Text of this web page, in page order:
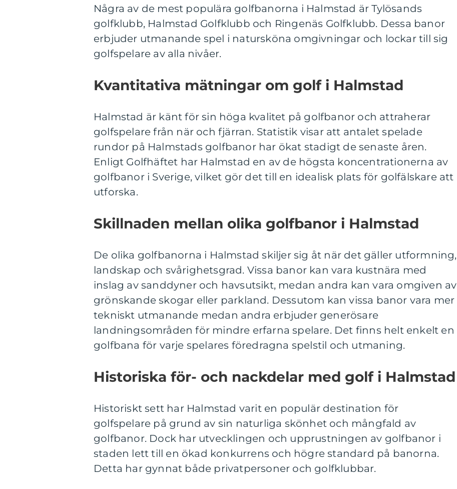
Några av de mest populära golfbanorna i Halmstad är Tylösands
golfklubb, Halmstad Golfklubb och Ringenäs Golfklubb. Dessa banor
erbjuder utmanande spel i natursköna omgivningar och lockar till sig
golfspelare av alla nivåer.
Kvantitativa mätningar om golf i Halmstad
Halmstad är känt för sin höga kvalitet på golfbanor och attraherar
golfspelare från när och fjärran. Statistik visar att antalet spelade
rundor på Halmstads golfbanor har ökat stadigt de senaste åren.
Enligt Golfhäftet har Halmstad en av de högsta koncentrationerna av
golfbanor i Sverige, vilket gör det till en idealisk plats för golfälskare att
utforska.
Skillnaden mellan olika golfbanor i Halmstad
De olika golfbanorna i Halmstad skiljer sig åt när det gäller utformning,
landskap och svårighetsgrad. Vissa banor kan vara kustnära med
inslag av sanddyner och havsutsikt, medan andra kan vara omgiven av
grönskande skogar eller parkland. Dessutom kan vissa banor vara mer
tekniskt utmanande medan andra erbjuder generösare
landningsområden för mindre erfarna spelare. Det finns helt enkelt en
golfbana för varje spelares föredragna spelstil och utmaning.
Historiska för- och nackdelar med golf i Halmstad
Historiskt sett har Halmstad varit en populär destination för
golfspelare på grund av sin naturliga skönhet och mångfald av
golfbanor. Dock har utvecklingen och upprustningen av golfbanor i
staden lett till en ökad konkurrens och högre standard på banorna.
Detta har gynnat både privatpersoner och golfklubbar.